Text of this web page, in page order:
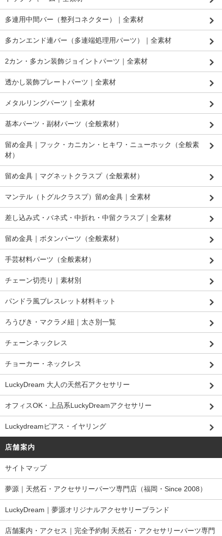
多連用中間バー（整列コネクター）｜全素材
多カンエンド連バー（多連端処理用パーツ）｜全素材
2カン・多カン装飾ジョイントパーツ｜全素材
透かし装飾プレートパーツ｜全素材
メタルリングパーツ｜全素材
基本パーツ・副材パーツ（全般素材）
留め金具｜フック・カニカン・ヒキワ・ニューホック（全般素
材）
留め金具｜マグネットクラスプ（全般素材）
マンテル（トグルクラスプ）留め金具｜全素材
差し込み式・バネ式・中折れ・中留クラスプ｜全素材
留め金具｜ボタンパーツ（全般素材）
手芸材料パーツ（全般素材）
チェーン切売り｜素材別
パンドラ風ブレスレット材料キット
ろうびき・マクラメ紐｜太さ別一覧
チェーンネックレス
チョーカー・ネックレス
LuckyDream 大人の天然石アクセサリー
オフィスOK・上品系LuckyDreamアクセサリー
Luckydreamピアス・イヤリング
店舗案内
サイトマップ
夢源｜天然石・アクセサリーパーツ専門店（福岡・Since 2008）
LuckyDream｜夢源オリジナルアクセサリーブランド
店舗案内・アクセス｜完全予約制 天然石・アクセサリーパーツ専門